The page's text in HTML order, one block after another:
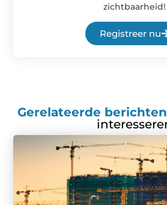
zichtbaarheid!
Registreer nu
Gerelateerde berichten